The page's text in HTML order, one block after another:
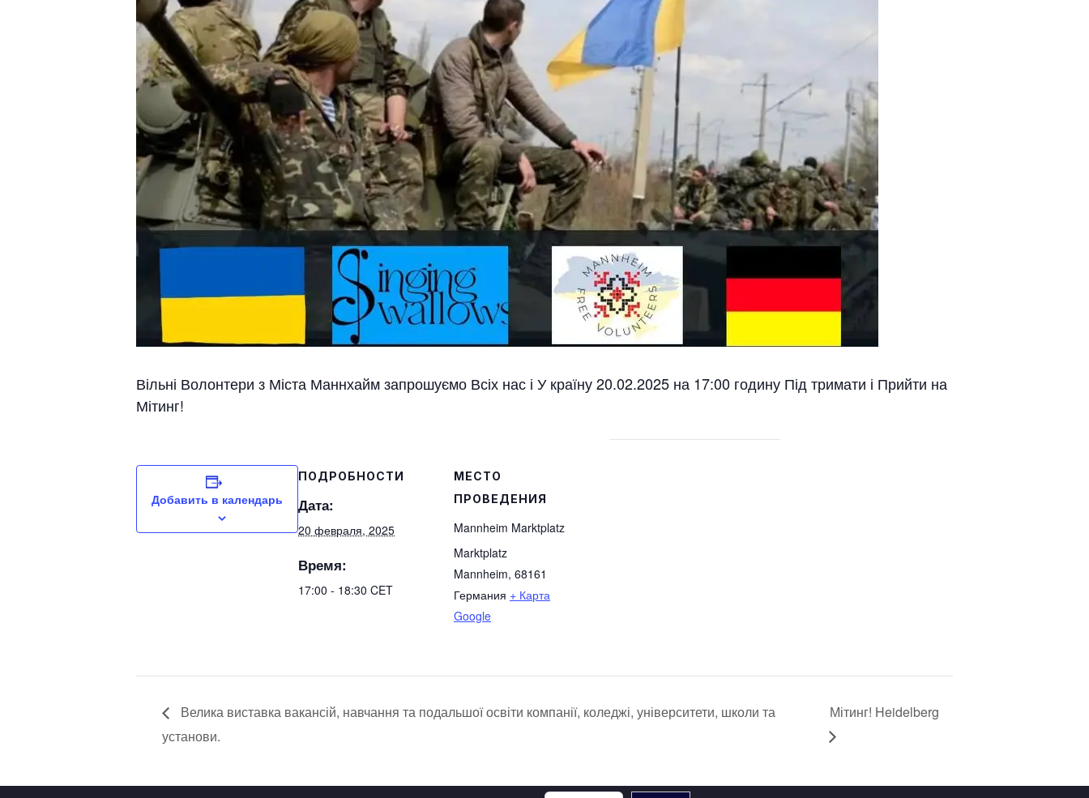
Вільні Волонтери з Міста Маннхайм запрошуємо Всіх нас і У країну 20.02.2025 на 17:00 годину Під тримати і Прийти на
Мітинг!
Добавить в календарь
ПОДРОБНОСТИ
Дата:
20 февраля, 2025
Время:
17:00 - 18:30 CET
МЕСТО
ПРОВЕДЕНИЯ
Mannheim Marktplatz
Marktplatz
Mannheim, 68161
Германия + Карта
Google
Велика виставка вакансій, навчання та подальшої освіти компанії, коледжі, університети, школи та
установи.
Мітинг! Heidelberg